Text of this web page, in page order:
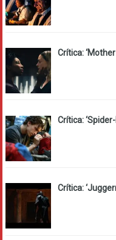
Crítica: ‘Mother
Crítica:
Crítica: